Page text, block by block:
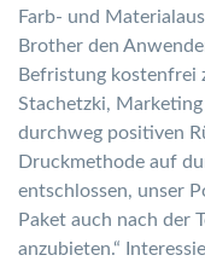
Farb- und
Brother den
Befristung kostenfrei
Stachetzki,
durchweg positiven
Druckmethode auf
entschlossen, unser
Paket auch nach der
anzubieten.“